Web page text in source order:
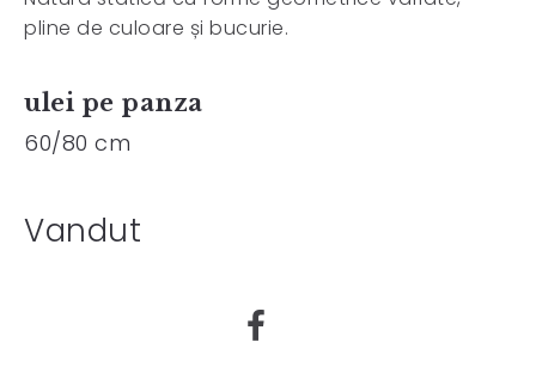
pline de culoare și bucurie.
ulei pe panza
60/80 cm
Vandut